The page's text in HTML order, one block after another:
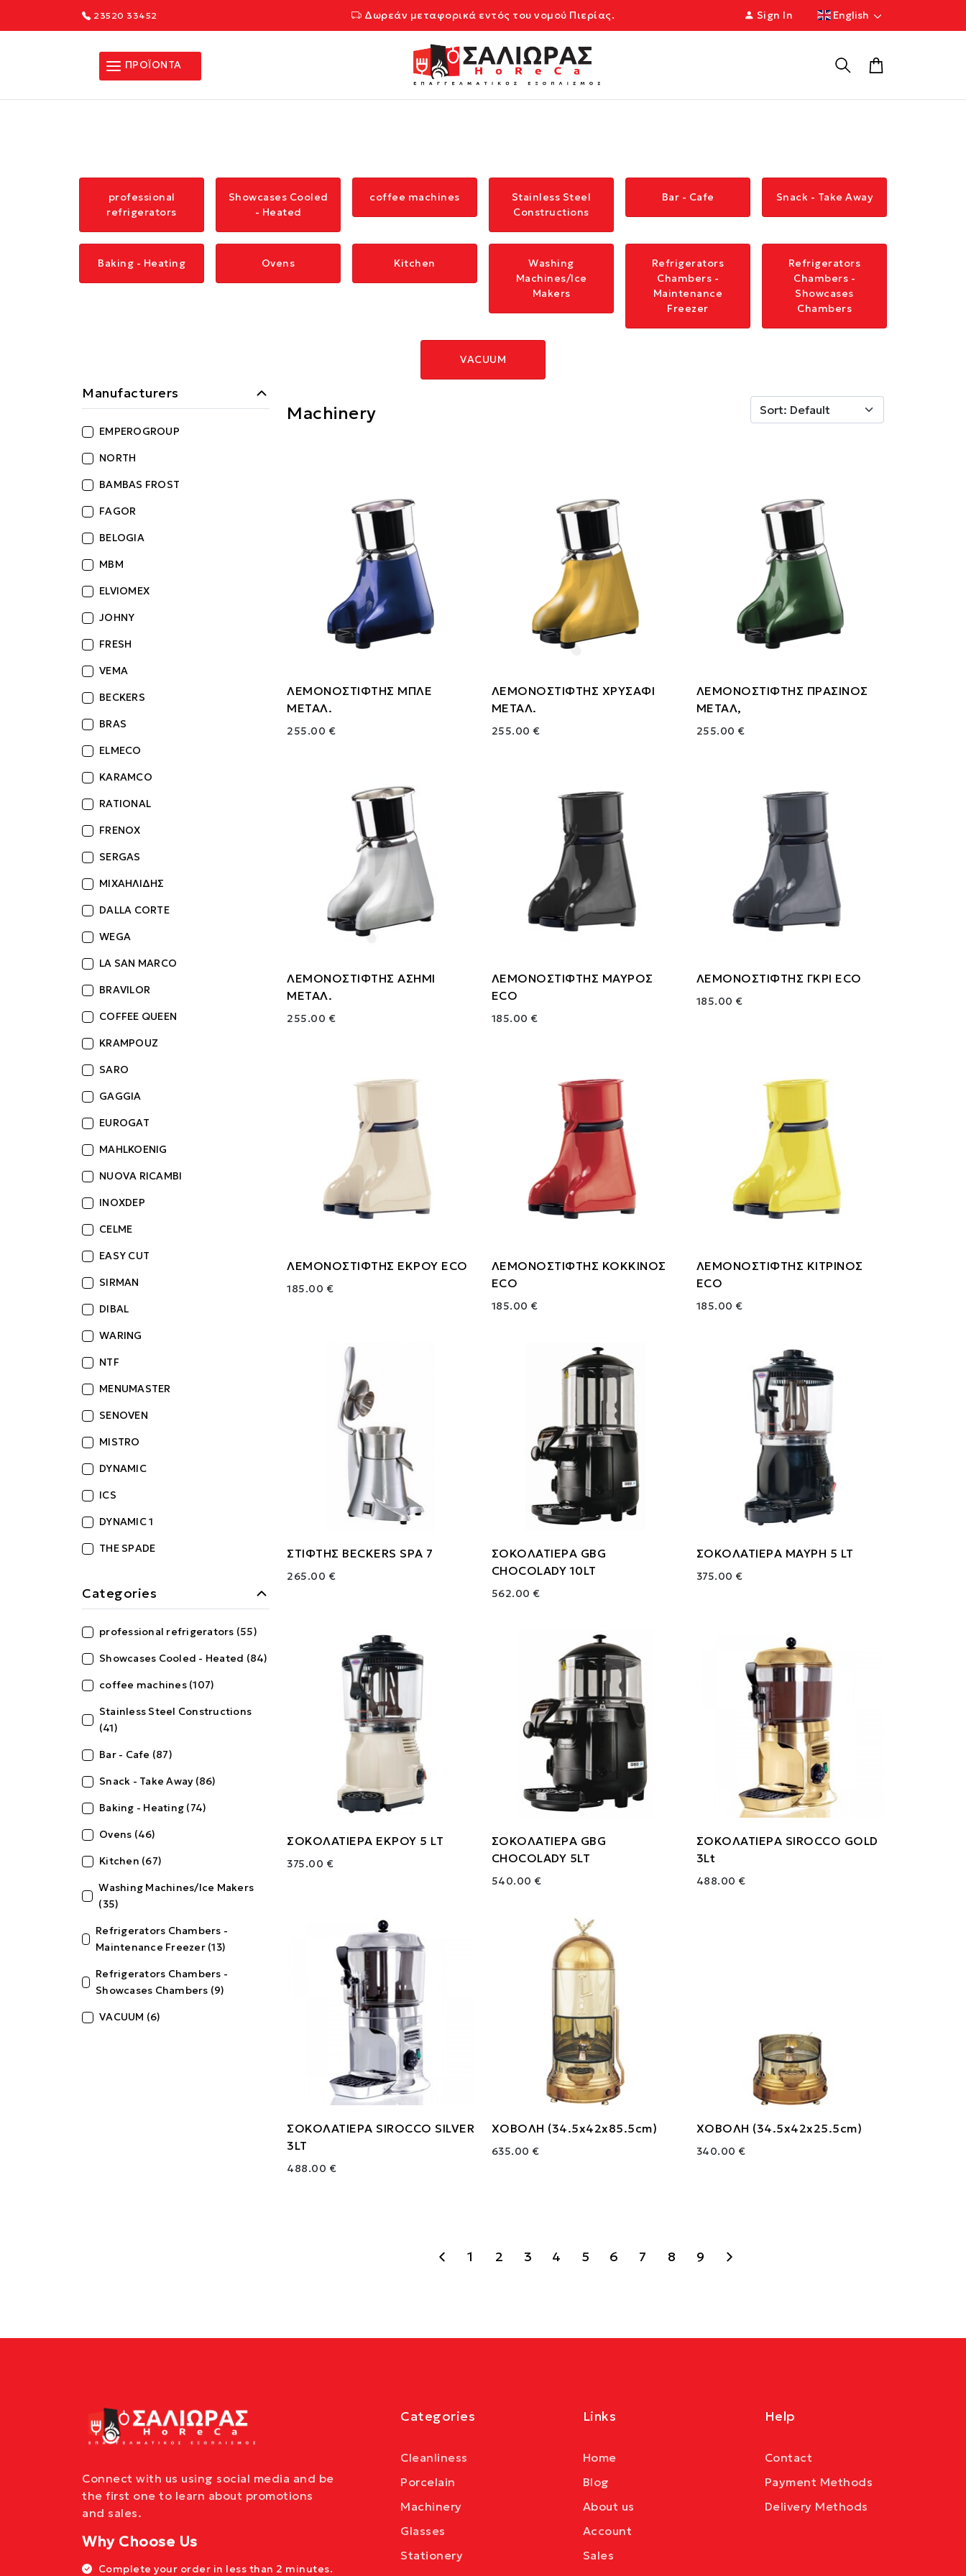
23520 33452 Δωρεάν μεταφορικά εντός του νομού Πιερίας. Sign In English
ΠΡΟΪΟΝΤΑ
professional
refrigerators
Showcases Cooled
- Heated
coffee machines
Stainless Steel
Constructions
Bar - Cafe Snack - Take Away
Baking - Heating Ovens Kitchen
Washing
Machines/Ice
Makers
Refrigerators
Chambers -
Maintenance
Freezer
Refrigerators
Chambers -
Showcases
Chambers
VACUUM
Machinery
ΛΕΜΟΝΟΣΤΙΦΤΗΣ ΜΠΛΕ
ΜΕΤΑΛ.
255.00 €
ΛΕΜΟΝΟΣΤΙΦΤΗΣ ΧΡΥΣΑΦΙ
ΜΕΤΑΛ.
255.00 €
ΛΕΜΟΝΟΣΤΙΦΤΗΣ ΠΡΑΣΙΝΟΣ
ΜΕΤΑΛ,
255.00 €
ΛΕΜΟΝΟΣΤΙΦΤΗΣ ΑΣΗΜΙ
ΜΕΤΑΛ.
255.00 €
ΛΕΜΟΝΟΣΤΙΦΤΗΣ ΜΑΥΡΟΣ
ECO
185.00 €
ΛΕΜΟΝΟΣΤΙΦΤΗΣ ΓΚΡΙ ECO
185.00 €
ΛΕΜΟΝΟΣΤΙΦΤΗΣ ΕΚΡΟΥ ECO
185.00 €
ΛΕΜΟΝΟΣΤΙΦΤΗΣ ΚΟΚΚΙΝΟΣ
ECO
185.00 €
ΛΕΜΟΝΟΣΤΙΦΤΗΣ ΚΙΤΡΙΝΟΣ
ECO
185.00 €
ΣΤΙΦΤΗΣ BECKERS SPA 7
265.00 €
ΣΟΚΟΛΑΤΙΕΡΑ GBG
CHOCOLADY 10LT
562.00 €
ΣΟΚΟΛΑΤΙΕΡΑ ΜΑΥΡΗ 5 LT
375.00 €
ΣΟΚΟΛΑΤΙΕΡΑ ΕΚΡΟΥ 5 LT
375.00 €
ΣΟΚΟΛΑΤΙΕΡΑ GBG
CHOCOLADY 5LT
540.00 €
ΣΟΚΟΛΑΤΙΕΡΑ SIROCCO GOLD
3Lt
488.00 €
ΣΟΚΟΛΑΤΙΕΡΑ SIROCCO SILVER
3LT
488.00 €
ΧΟΒΟΛΗ (34.5x42x85.5cm)
635.00 €
ΧΟΒΟΛΗ (34.5x42x25.5cm)
340.00 €
1 2 3 4 5 6 7 8 9
Manufacturers
EMPEROGROUP
NORTH
BAMBAS FROST
FAGOR
BELOGIA
MBM
ELVIOMEX
JOHNY
FRESH
VEMA
BECKERS
BRAS
ELMECO
KARAMCO
RATIONAL
FRENOX
SERGAS
ΜΙΧΑΗΛΙΔΗΣ
DALLA CORTE
WEGA
LA SAN MARCO
BRAVILOR
COFFEE QUEEN
KRAMPOUZ
SARO
GAGGIA
EUROGAT
MAHLKOENIG
NUOVA RICAMBI
INOXDEP
CELME
EASY CUT
SIRMAN
DIBAL
WARING
NTF
MENUMASTER
SENOVEN
MISTRO
DYNAMIC
ICS
DYNAMIC 1
THE SPADE
Categories
professional refrigerators (55)
Showcases Cooled - Heated (84)
coffee machines (107)
Stainless Steel Constructions
(41)
Bar - Cafe (87)
Snack - Take Away (86)
Baking - Heating (74)
Ovens (46)
Kitchen (67)
Washing Machines/Ice Makers
(35)
Refrigerators Chambers -
Maintenance Freezer (13)
Refrigerators Chambers -
Showcases Chambers (9)
VACUUM (6)
Connect with us using social media and be
the first one to learn about promotions
and sales.
Why Choose Us
Complete your order in less than 2 minutes.
Categories
Cleanliness
Porcelain
Machinery
Glasses
Stationery
Links
Home
Blog
About us
Account
Sales
Help
Contact
Payment Methods
Delivery Methods